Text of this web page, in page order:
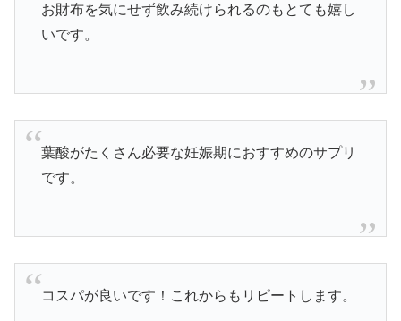
お財布を気にせず飲み続けられるのもとても嬉し
いです。
葉酸がたくさん必要な妊娠期におすすめのサプリ
です。
コスパが良いです！これからもリピートします。